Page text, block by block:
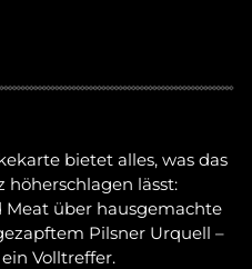
bietet alles, was das
höherschlagen lässt:
über hausgemachte
Pilsner Urquell –
Volltreffer.